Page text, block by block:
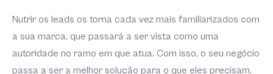
Nutrir os leads os torna cada vez mais familiarizados com
a sua marca, que passará a ser vista como uma
autoridade no ramo em que atua. Com isso, o seu negócio
passa a ser a melhor solução para o que eles precisam.